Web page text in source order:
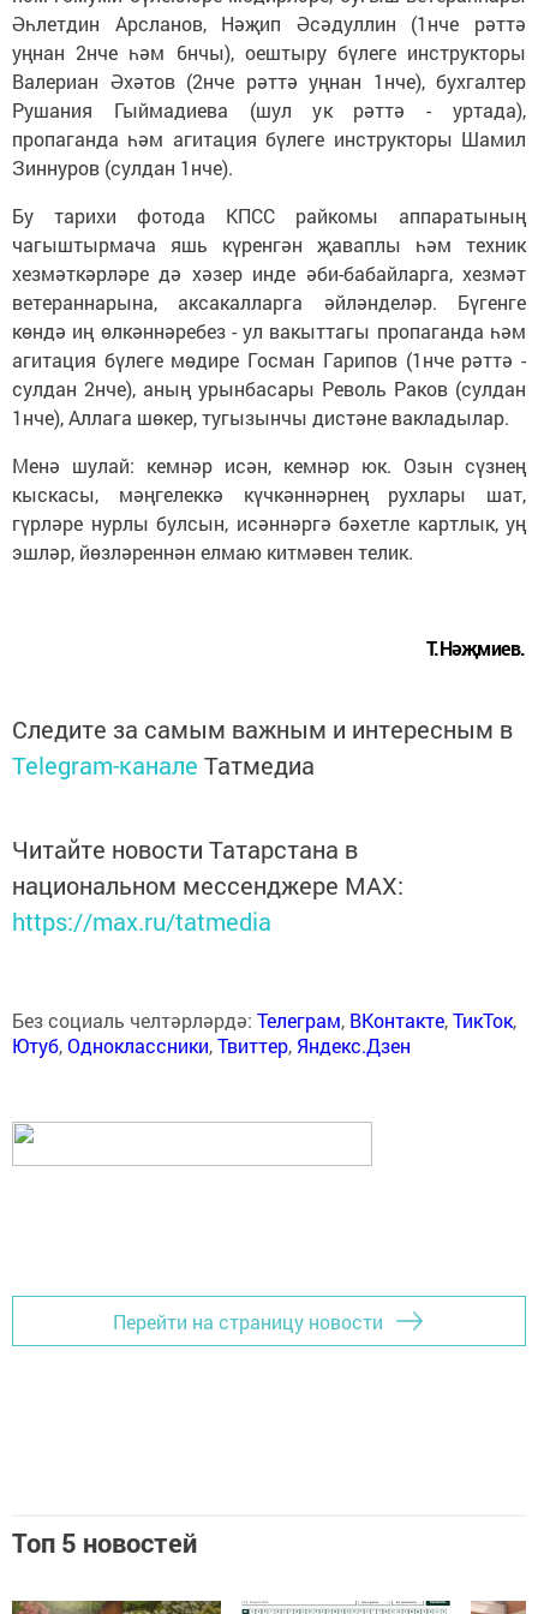
Әһлетдин Арсланов, Нәҗип Әсәдуллин (1нче рәттә
уңнан 2нче һәм 6нчы), оештыру бүлеге инструкторы
Валериан Әхәтов (2нче рәттә уңнан 1нче), бухгалтер
Рушания Гыймадиева (шул ук рәттә - уртада),
пропаганда һәм агитация бүлеге инструкторы Шамил
Зиннуров (сулдан 1нче).
Бу тарихи фотода КПСС райкомы аппаратының
чагыштырмача яшь күренгән җаваплы һәм техник
хезмәткәрләре дә хәзер инде әби-бабайларга, хезмәт
ветераннарына, аксакалларга әйләнделәр. Бүгенге
көндә иң өлкәннәребез - ул вакыттагы пропаганда һәм
агитация бүлеге мөдире Госман Гарипов (1нче рәттә -
сулдан 2нче), аның урынбасары Револь Раков (сулдан
1нче), Аллага шөкер, тугызынчы дистәне вакладылар.
Менә шулай: кемнәр исән, кемнәр юк. Озын сүзнең
кыскасы, мәңгелеккә күчкәннәрнең рухлары шат,
гүрләре нурлы булсын, исәннәргә бәхетле картлык, уң
эшләр, йөзләреннән елмаю китмәвен телик.
Т.Нәҗмиев.
Следите за самым важным и интересным в
Telegram-канале Татмедиа
Читайте новости Татарстана в
национальном мессенджере MАХ:
https://max.ru/tatmedia
Без социаль челтәрләрдә: Телеграм, ВКонтакте,ТикТок,
Ютуб,Одноклассники,Твиттер, Яндекс.Дзен
Перейти на страницу новости
Топ 5 новостей